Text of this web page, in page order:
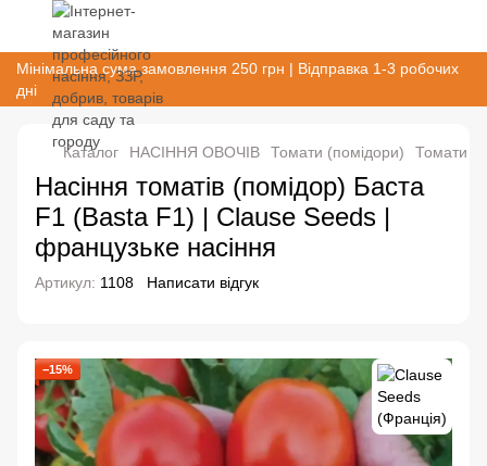
Мінімальна сума замовлення 250 грн | Відправка 1-3 робочих
дні
Каталог НАСІННЯ ОВОЧІВ Томати (помідори) Томати
Насіння томатів (помідор) Баста
F1 (Basta F1) | Clause Seeds |
французьке насіння
Артикул: 1108 Написати відгук
−15%